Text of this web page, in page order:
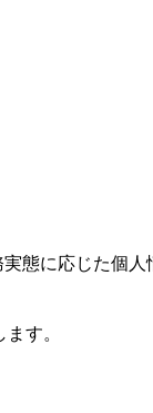
に応じた個
す。